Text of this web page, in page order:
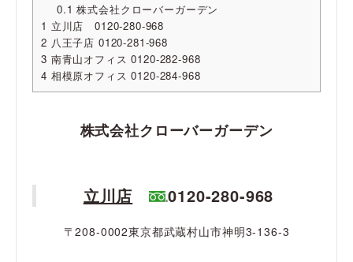
0.1 株式会社クローバーガーデン
1 立川店 0120-280-968
2 八王子店 0120-281-968
3 南青山オフィス 0120-282-968
4 相模原オフィス 0120-284-968
株式会社クローバーガーデン
立川店 0120-280-968
〒208-0002東京都武蔵村山市神明3-136-3